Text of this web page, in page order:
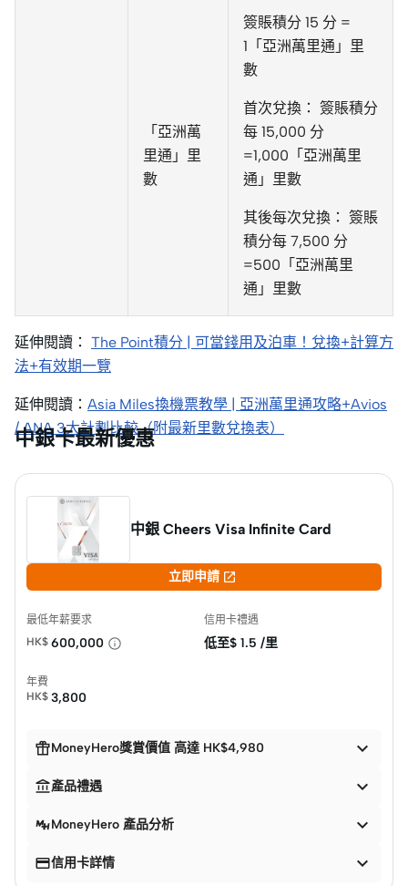
「亞洲萬
里通」里
數
簽賬積分 15 分 =
1「亞洲萬里通」里
數
首次兌換： 簽賬積分
每 15,000 分
=1,000「亞洲萬里
通」里數
其後每次兌換： 簽賬
積分每 7,500 分
=500「亞洲萬里
通」里數
延伸閱讀： The Point積分 | 可當錢用及泊車！兌換+計算方
法+有效期一覽
延伸閱讀： Asia Miles換機票教學 | 亞洲萬里通攻略+Avios
/ ANA 3大計劃比較（附最新里數兌換表）
中銀卡最新優惠
中銀 Cheers Visa Infinite Card
立即申請 
最低年薪要求
HK$ 600,000
信用卡禮遇
低至$ 1.5 /里
年費
HK$ 3,800
MoneyHero獎賞價值 高達 HK$4,980 
產品禮遇 
MoneyHero 產品分析 
信用卡詳情 